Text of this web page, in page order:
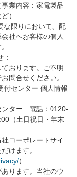
業内容：家電製品
）
な限りにおいて、配
社へお客様の個人
おります。ご不明
問合せください。
付センター 個人情報
ンター 電話：0120-
（土日祝日・年末
コーポレートサイ
けます。
）
ります。当社のウ